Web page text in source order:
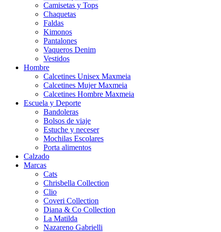
Camisetas y Tops
Chaquetas
Faldas
Kimonos
Pantalones
Vaqueros Denim
Vestidos
Hombre
Calcetines Unisex Maxmeia
Calcetines Mujer Maxmeia
Calcetines Hombre Maxmeia
Escuela y Deporte
Bandoleras
Bolsos de viaje
Estuche y neceser
Mochilas Escolares
Porta alimentos
Calzado
Marcas
Cats
Chrisbella Collection
Clio
Coveri Collection
Diana & Co Collection
La Matilda
Nazareno Gabrielli